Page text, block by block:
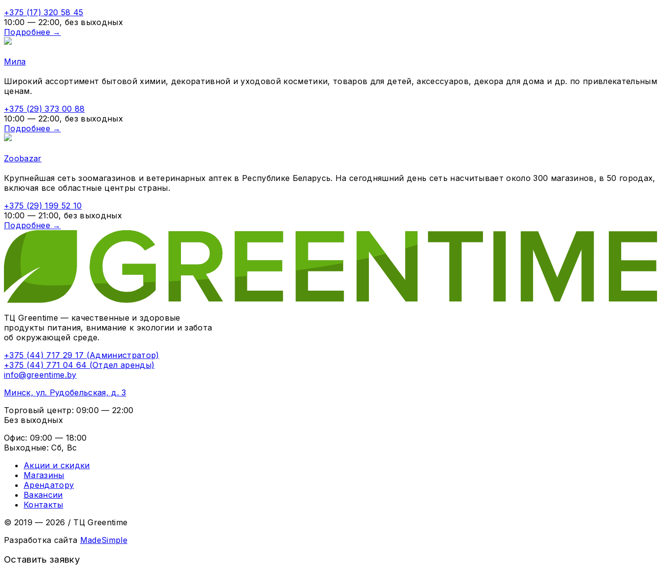
+375 (17) 320 58 45
10:00 — 22:00, без выходных
Подробнее →
Мила
Широкий ассортимент бытовой химии, декоративной и уходовой косметики, товаров для детей, аксессуаров, декора для дома и др. по привлекательным
ценам.
+375 (29) 373 00 88
10:00 — 22:00, без выходных
Подробнее →
Zoobazar
Крупнейшая сеть зоомагазинов и ветеринарных аптек в Республике Беларусь. На сегодняшний день сеть насчитывает около 300 магазинов, в 50 городах,
включая все областные центры страны.
+375 (29) 199 52 10
10:00 — 21:00, без выходных
Подробнее →
ТЦ Greentime — качественные и здоровые
продукты питания, внимание к экологии и забота
об окружающей среде.
+375 (44) 717 29 17 (Администратор)
+375 (44) 771 04 64 (Отдел аренды)
info@greentime.by
Минск, ул. Рудобельская, д. 3
Торговый центр: 09:00 — 22:00
Без выходных
Офис: 09:00 — 18:00
Выходные: Сб, Вс
Акции и скидки
Магазины
Арендатору
Вакансии
Контакты
© 2019 — 2026 /ТЦ Greentime
Разработка сайта MadeSimple
Оставить заявку